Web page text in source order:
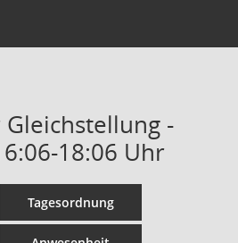
-
18:06 Uhr
Tagesordnung